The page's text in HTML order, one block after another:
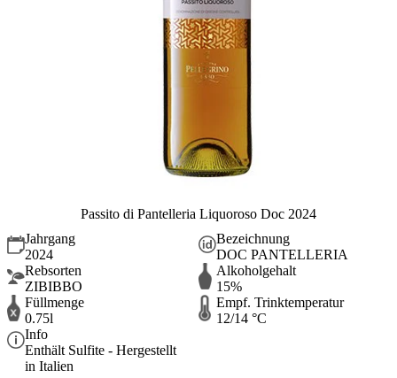
Passito di Pantelleria Liquoroso Doc 2024
Jahrgang
2024
Bezeichnung
DOC PANTELLERIA
Rebsorten
ZIBIBBO
Alkoholgehalt
15%
Füllmenge
0.75l
Empf. Trinktemperatur
12/14 °C
Info
Enthält Sulfite - Hergestellt
in Italien